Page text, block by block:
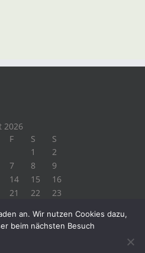
2026
F S
S
1
2
7 8
9
14 15
16
21 22
23
an. Wir nutzen Cookies dazu,
beim nächsten Besuch